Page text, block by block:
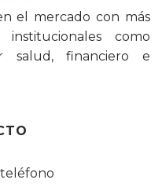
el mercado con más
como
salud, financiero e